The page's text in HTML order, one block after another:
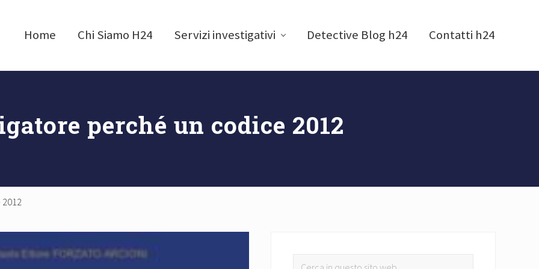
Home Chi Siamo H24 Servizi investigativi Detective Blog h24 Contatti h24
perché un codice 2012
Cerca